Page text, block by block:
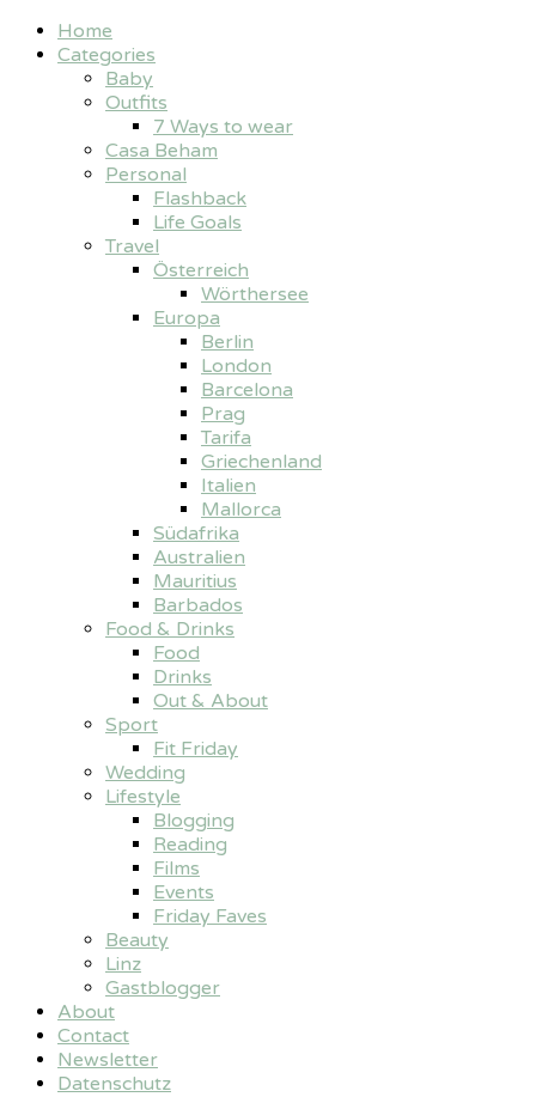
Home
Categories
Baby
Outfits
7 Ways to wear
Casa Beham
Personal
Flashback
Life Goals
Travel
Österreich
Wörthersee
Europa
Berlin
London
Barcelona
Prag
Tarifa
Griechenland
Italien
Mallorca
Südafrika
Australien
Mauritius
Barbados
Food & Drinks
Food
Drinks
Out & About
Sport
Fit Friday
Wedding
Lifestyle
Blogging
Reading
Films
Events
Friday Faves
Beauty
Linz
Gastblogger
About
Contact
Newsletter
Datenschutz